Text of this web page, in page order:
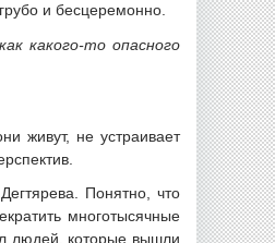
и бесцеремонно.
какого-то опасного
живут, не устраивает
Понятно, что
многотысячные
людей, которые вышли